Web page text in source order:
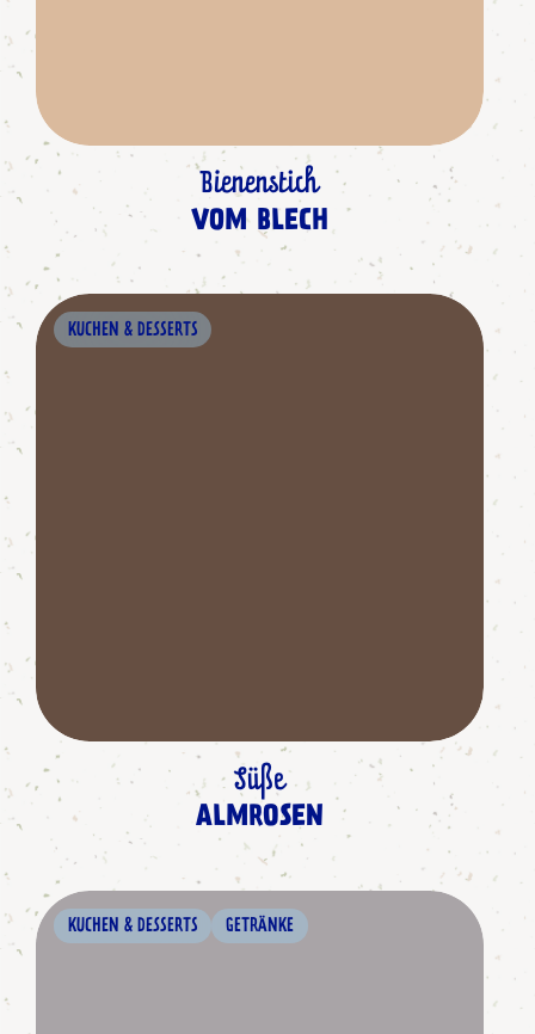
Bienenstich
VOM BLECH
KUCHEN & DESSERTS
Süße
ALMROSEN
KUCHEN & DESSERTS GETRÄNKE